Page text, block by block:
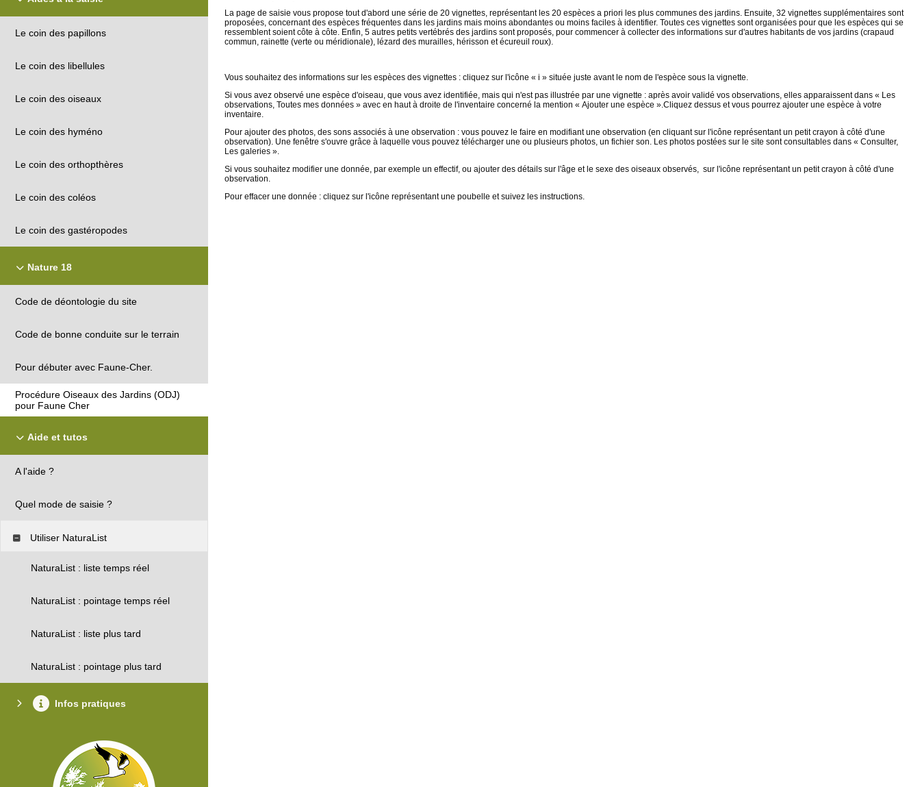
Le coin des papillons
Le coin des libellules
Le coin des oiseaux
Le coin des hyméno
Le coin des orthopthères
Le coin des coléos
Le coin des gastéropodes
Nature 18
Code de déontologie du site
Code de bonne conduite sur le terrain
Pour débuter avec Faune-Cher.
Procédure Oiseaux des Jardins (ODJ)
pour Faune Cher
Aide et tutos
A l'aide ?
Quel mode de saisie ?
Utiliser NaturaList
NaturaList : liste temps réel
NaturaList : pointage temps réel
NaturaList : liste plus tard
NaturaList : pointage plus tard
Infos pratiques
La page de saisie vous propose tout d'abord une série de 20 vignettes, représentant les 20 espèces a priori les plus communes des jardins. Ensuite, 32 vignettes supplémentaires sont
proposées, concernant des espèces fréquentes dans les jardins mais moins abondantes ou moins faciles à identifier. Toutes ces vignettes sont organisées pour que les espèces qui se
ressemblent soient côte à côte. Enfin, 5 autres petits vertébrés des jardins sont proposés, pour commencer à collecter des informations sur d'autres habitants de vos jardins (crapaud
commun, rainette (verte ou méridionale), lézard des murailles, hérisson et écureuil roux).
Vous souhaitez des informations sur les espèces des vignettes : cliquez sur l'icône « i » située juste avant le nom de l'espèce sous la vignette.
Si vous avez observé une espèce d'oiseau, que vous avez identifiée, mais qui n'est pas illustrée par une vignette : après avoir validé vos observations, elles apparaissent dans « Les
observations, Toutes mes données » avec en haut à droite de l'inventaire concerné la mention « Ajouter une espèce ».Cliquez dessus et vous pourrez ajouter une espèce à votre
inventaire.
Pour ajouter des photos, des sons associés à une observation : vous pouvez le faire en modifiant une observation (en cliquant sur l'icône représentant un petit crayon à côté d'une
observation). Une fenêtre s'ouvre grâce à laquelle vous pouvez télécharger une ou plusieurs photos, un fichier son. Les photos postées sur le site sont consultables dans « Consulter,
Les galeries ».
Si vous souhaitez modifier une donnée, par exemple un effectif, ou ajouter des détails sur l'âge et le sexe des oiseaux observés, sur l'icône représentant un petit crayon à côté d'une
observation.
Pour effacer une donnée : cliquez sur l'icône représentant une poubelle et suivez les instructions.